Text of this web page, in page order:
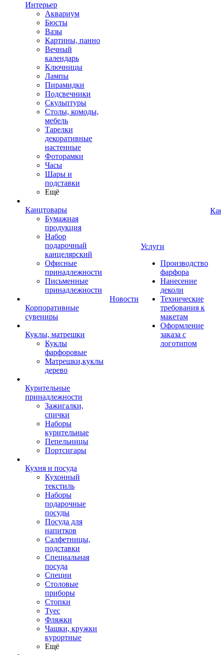
Интерьер
Аквариум
Бюсты
Вазы
Картины, панно
Вечный
календарь
Ключницы
Лампы
Пирамидки
Подсвечники
Скульптуры
Столы, комоды,
мебель
Тарелки
декоративные
настенные
Фоторамки
Часы
Шары и
подставки
Ещё
Канцтовары
Бумажная
продукция
Набор
подарочный
канцелярский
Офисные
принадлежности
Письменные
принадлежности
Корпоративные
сувениры
Куклы, матрешки
Куклы
фарфоровые
Матрешки,куклы
дерево
Курительные
принадлежности
Зажигалки,
спички
Наборы
курительные
Пепельницы
Портсигары
Кухня и посуда
Кухонный
текстиль
Наборы
подарочные
посуды
Посуда для
напитков
Салфетницы,
подставки
Специальная
посуда
Специи
Столовые
приборы
Стопки
Туес
Фляжки
Чашки, кружки
курортные
Ещё
Новости
Услуги
Производство
фарфора
Нанесение
деколи
Технические
требования к
макетам
Оформление
заказа с
логотипом